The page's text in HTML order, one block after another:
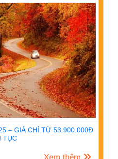
– GIÁ CHỈ TỪ 53.900.000Đ
TỤC